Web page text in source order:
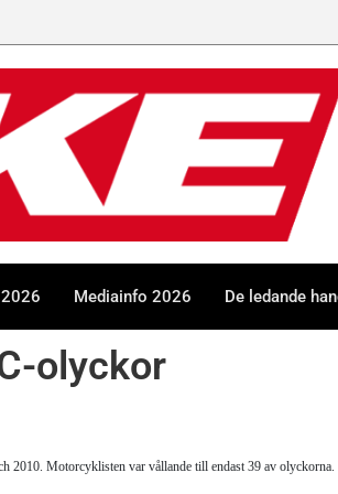
Mediainfo 2026 De ledande
olyckor
Motorcyklisten var vållande till endast 39 av